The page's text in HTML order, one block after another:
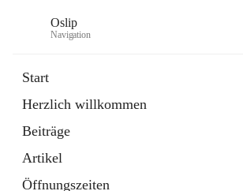
Oslip
Navigation
Start
Herzlich willkommen
Beiträge
Artikel
Öffnungszeiten
Externe Webseite
in
Tab
Bundeskanzleramt Österreich
Externe Webseite
öffnet
in